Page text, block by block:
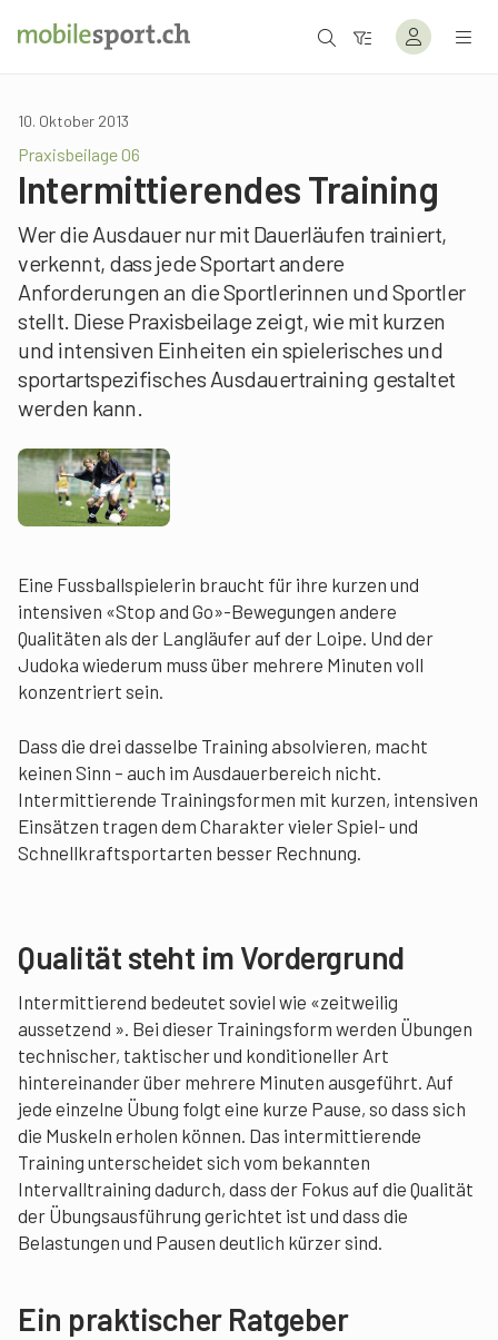
10. Oktober 2013
Praxisbeilage 06
Intermittierendes Training
Wer die Ausdauer nur mit Dauerläufen trainiert,
verkennt, dass jede Sportart andere
Anforderungen an die Sportlerinnen und Sportler
stellt. Diese Praxisbeilage zeigt, wie mit kurzen
und intensiven Einheiten ein spielerisches und
sportartspezifisches Ausdauertraining gestaltet
werden kann.
Eine Fussballspielerin braucht für ihre kurzen und
intensiven «Stop and Go»-Bewegungen andere
Qualitäten als der Langläufer auf der Loipe. Und der
Judoka wiederum muss über mehrere Minuten voll
konzentriert sein.
Dass die drei dasselbe Training absolvieren, macht
keinen Sinn – auch im Ausdauerbereich nicht.
Intermittierende Trainingsformen mit kurzen, intensiven
Einsätzen tragen dem Charakter vieler Spiel- und
Schnellkraftsportarten besser Rechnung.
Qualität steht im Vordergrund
Intermittierend bedeutet soviel wie «zeitweilig
aussetzend ». Bei dieser Trainingsform werden Übungen
technischer, taktischer und konditioneller Art
hintereinander über mehrere Minuten ausgeführt. Auf
jede einzelne Übung folgt eine kurze Pause, so dass sich
die Muskeln erholen können. Das intermittierende
Training unterscheidet sich vom bekannten
Intervalltraining dadurch, dass der Fokus auf die Qualität
der Übungsausführung gerichtet ist und dass die
Belastungen und Pausen deutlich kürzer sind.
Ein praktischer Ratgeber